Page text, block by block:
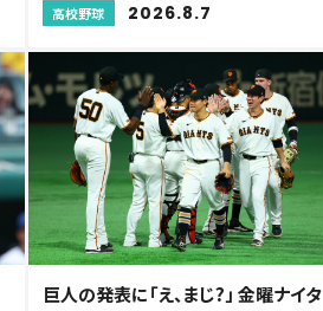
高校野球 2026.8.7
巨人の発表に「え、まじ?」 金曜ナイタ